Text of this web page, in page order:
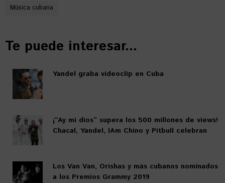
Música cubana
Te puede interesar...
Yandel graba videoclip en Cuba
¡“Ay mi dios” supera los 500 millones de views!
Chacal, Yandel, IAm Chino y Pitbull celebran
Los Van Van, Orishas y más cubanos nominados
a los Premios Grammy 2019